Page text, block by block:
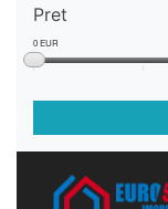
Pret
0 EUR